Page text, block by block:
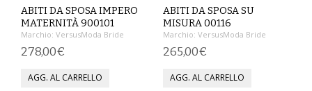
SPETTACOLO
ABITI TEATRALI
ABITI DA SPOSA IMPERO
MATERNITÀ 900101
Marchio: VersusModa Bride
278,00€
ABITI DA SPOSA SU
MISURA 00116
Marchio: VersusModa Bride
265,00€